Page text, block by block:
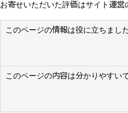
お寄せいただいた評価はサイト運営
このページの情報は役に立ちまし
このページの内容は分かりやすい